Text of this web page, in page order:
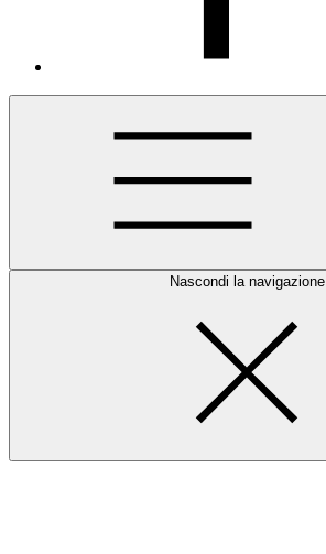
Nascondi la navigazione